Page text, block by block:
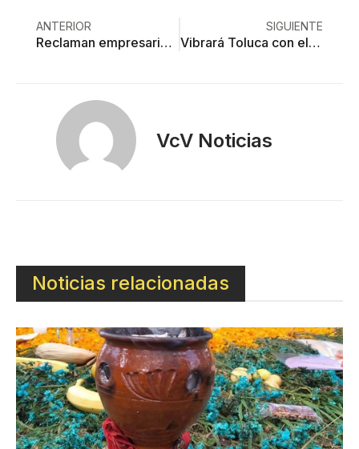
ANTERIOR
Reclaman empresarios a Toluca por cancelación de corrida de toros
SIGUIENTE
Vibrará Toluca con el Hell and Heaven 2022
VcV Noticias
Noticias relacionadas